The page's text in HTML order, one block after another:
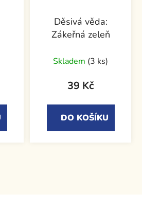
Děsivá věda:
Zákeřná zeleň
Skladem (3 ks)
39 Kč
DO KOŠÍKU